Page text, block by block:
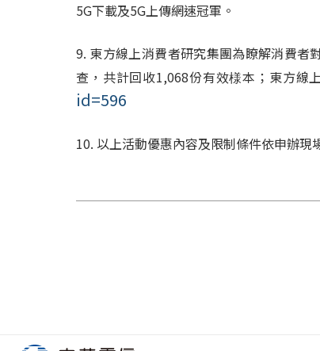
5G下載及5G上傳網速冠軍。
9. 東方線上消費者研究集團為瞭解消費者
查，共計回收1,068份有效様本；東方線
id=596
10. 以上活動優惠內容及限制條件依申辦